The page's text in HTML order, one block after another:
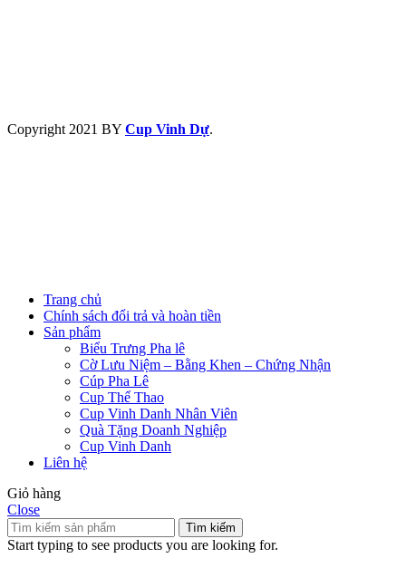
Copyright 2021 BY Cup Vinh Dự.
Trang chủ
Chính sách đổi trả và hoàn tiền
Sản phẩm
Biểu Trưng Pha lê
Cờ Lưu Niệm – Bằng Khen – Chứng Nhận
Cúp Pha Lê
Cup Thể Thao
Cup Vinh Danh Nhân Viên
Quà Tặng Doanh Nghiệp
Cup Vinh Danh
Liên hệ
Giỏ hàng
Close
Tìm kiếm
Start typing to see products you are looking for.